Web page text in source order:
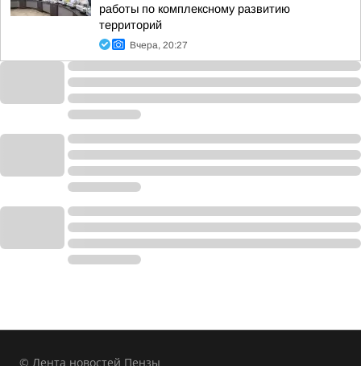
работы по комплексному развитию
территорий
Вчера, 20:27
© Лента новостей Пензы